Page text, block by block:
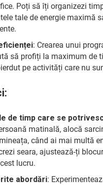
Poți să îți organizezi
tale de energie maximă
: Crearea unui
să profiți la maximum de
pe activități care nu
de timp care se
matinală, alocă
când ai mai multă
seara, ajustează-ți
lucru.
abordări: